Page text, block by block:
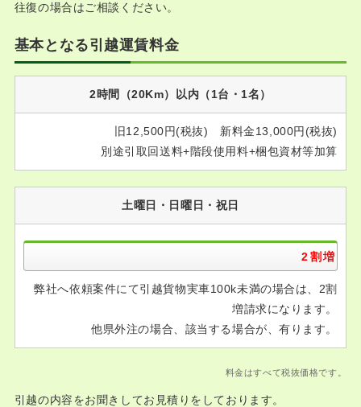
往復の場合はご相談ください。
基本となる引越運賃料金
2時間（20Km）以内（1台・1名）
旧12,500円(税抜) 新料金13,000円(税抜)
別途引取回送料+階段使用料+梱包資材等加算
土曜日・日曜日・祝日
2割増
弊社へ依頼案件にて引越貨物実車100k未満の場合は、2割
増請求になります。
他県外注の場合、該当する場合が、有ります。
料金はすべて税抜価格です。
引越の内容をお聞きしてお見積りをしております。